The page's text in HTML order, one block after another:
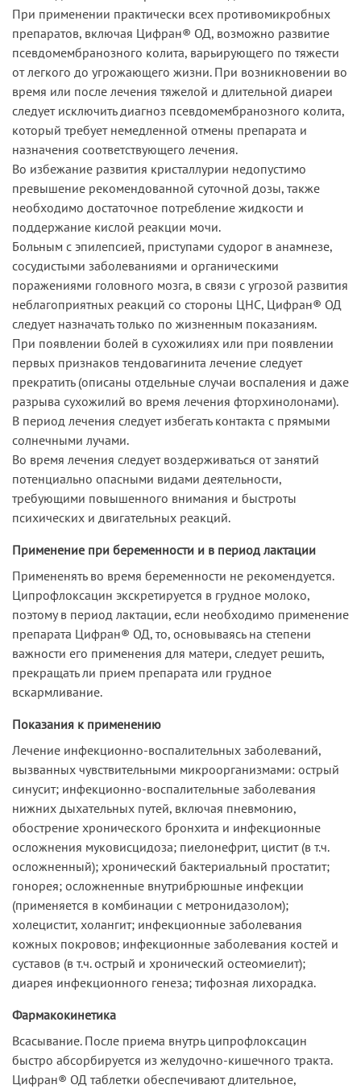
При применении практически всех противомикробных
препаратов, включая Цифран® ОД, возможно развитие
псевдомембранозного колита, варьирующего по тяжести
от легкого до угрожающего жизни. При возникновении во
время или после лечения тяжелой и длительной диареи
следует исключить диагноз псевдомембранозного колита,
который требует немедленной отмены препарата и
назначения соответствующего лечения.
Во избежание развития кристаллурии недопустимо
превышение рекомендованной суточной дозы, также
необходимо достаточное потребление жидкости и
поддержание кислой реакции мочи.
Больным с эпилепсией, приступами судорог в анамнезе,
сосудистыми заболеваниями и органическими
поражениями головного мозга, в связи с угрозой развития
неблагоприятных реакций со стороны ЦНС, Цифран® ОД
следует назначать только по жизненным показаниям.
При появлении болей в сухожилиях или при появлении
первых признаков тендовагинита лечение следует
прекратить (описаны отдельные случаи воспаления и даже
разрыва сухожилий во время лечения фторхинолонами).
В период лечения следует избегать контакта с прямыми
солнечными лучами.
Во время лечения следует воздерживаться от занятий
потенциально опасными видами деятельности,
требующими повышенного внимания и быстроты
психических и двигательных реакций.
Применение при беременности и в период лактации
Примененять во время беременности не рекомендуется.
Ципрофлоксацин экскретируется в грудное молоко,
поэтому в период лактации, если необходимо применение
препарата Цифран® ОД, то, основываясь на степени
важности его применения для матери, следует решить,
прекращать ли прием препарата или грудное
вскармливание.
Показания к применению
Лечение инфекционно-воспалительных заболеваний,
вызванных чувствительными микроорганизмами: острый
синусит; инфекционно-воспалительные заболевания
нижних дыхательных путей, включая пневмонию,
обострение хронического бронхита и инфекционные
осложнения муковисцидоза; пиелонефрит, цистит (в т.ч.
осложненный); хронический бактериальный простатит;
гонорея; осложненные внутрибрюшные инфекции
(применяется в комбинации с метронидазолом);
холецистит, холангит; инфекционные заболевания
кожных покровов; инфекционные заболевания костей и
суставов (в т.ч. острый и хронический остеомиелит);
диарея инфекционного генеза; тифозная лихорадка.
Фармакокинетика
Всасывание. После приема внутрь ципрофлоксацин
быстро абсорбируется из желудочно-кишечного тракта.
Цифран® ОД таблетки обеспечивают длительное,